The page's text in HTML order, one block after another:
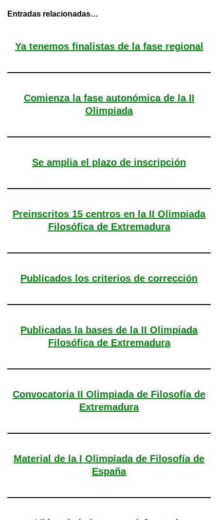
Entradas relacionadas…
Ya tenemos finalistas de la fase regional
Comienza la fase autonómica de la II
Olimpiada
Se amplia el plazo de inscripción
Preinscritos 15 centros en la II Olimpiada
Filosófica de Extremadura
Publicados los criterios de corrección
Publicadas la bases de la II Olimpiada
Filosófica de Extremadura
Convocatoria II Olimpiada de Filosofía de
Extremadura
Material de la I Olimpiada de Filosofía de
España